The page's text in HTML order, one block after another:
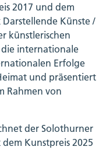
2017 und dem
Künste /
künstlerischen
die internationale
Erfolge
und präsentiert
Rahmen von
der Solothurner
Kunstpreis 2025